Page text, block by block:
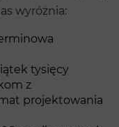
wyróżnia:
tysięcy
z
projektowania